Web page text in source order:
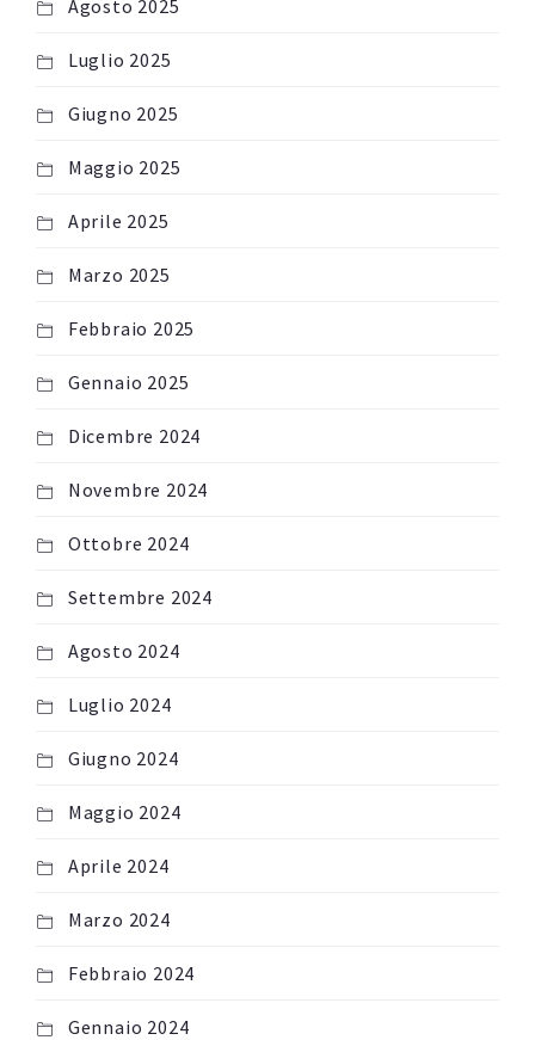
Agosto 2025
Luglio 2025
Giugno 2025
Maggio 2025
Aprile 2025
Marzo 2025
Febbraio 2025
Gennaio 2025
Dicembre 2024
Novembre 2024
Ottobre 2024
Settembre 2024
Agosto 2024
Luglio 2024
Giugno 2024
Maggio 2024
Aprile 2024
Marzo 2024
Febbraio 2024
Gennaio 2024